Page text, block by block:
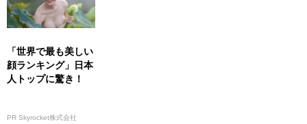
「世界で最も美しい
顔ランキング」日本
人トップに驚き！
PR Skyrocket株式会社